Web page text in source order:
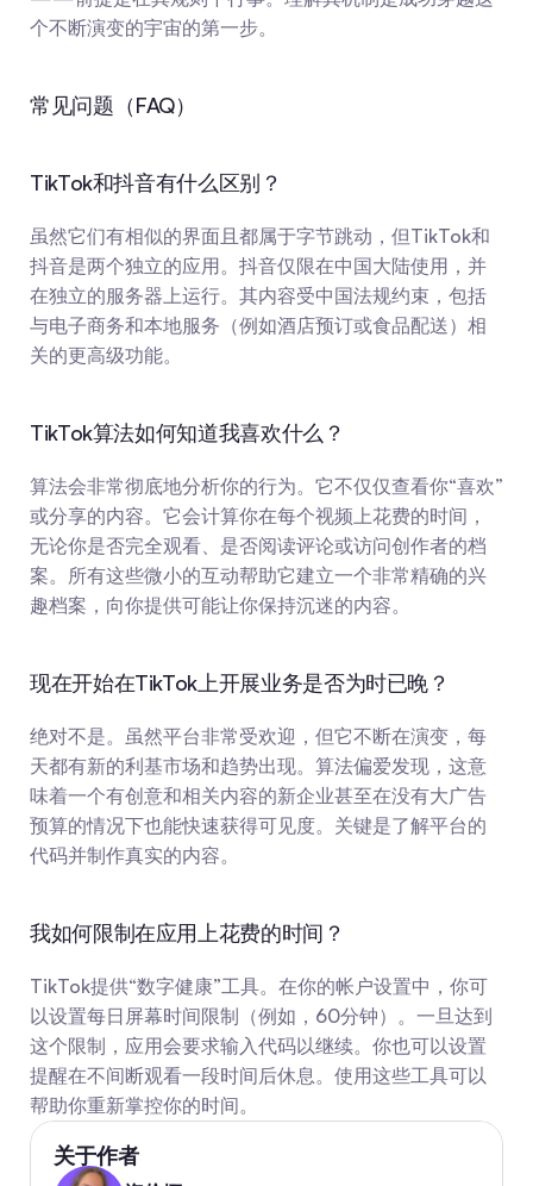
个不断演变的宇宙的第一步。
常见问题（FAQ）
TikTok和抖音有什么区别？
虽然它们有相似的界面且都属于字节跳动，但TikTok和
抖音是两个独立的应用。抖音仅限在中国大陆使用，并
在独立的服务器上运行。其内容受中国法规约束，包括
与电子商务和本地服务（例如酒店预订或食品配送）相
关的更高级功能。
TikTok算法如何知道我喜欢什么？
算法会非常彻底地分析你的行为。它不仅仅查看你“喜欢”
或分享的内容。它会计算你在每个视频上花费的时间，
无论你是否完全观看、是否阅读评论或访问创作者的档
案。所有这些微小的互动帮助它建立一个非常精确的兴
趣档案，向你提供可能让你保持沉迷的内容。
现在开始在TikTok上开展业务是否为时已晚？
绝对不是。虽然平台非常受欢迎，但它不断在演变，每
天都有新的利基市场和趋势出现。算法偏爱发现，这意
味着一个有创意和相关内容的新企业甚至在没有大广告
预算的情况下也能快速获得可见度。关键是了解平台的
代码并制作真实的内容。
我如何限制在应用上花费的时间？
TikTok提供“数字健康”工具。在你的帐户设置中，你可
以设置每日屏幕时间限制（例如，60分钟）。一旦达到
这个限制，应用会要求输入代码以继续。你也可以设置
提醒在不间断观看一段时间后休息。使用这些工具可以
帮助你重新掌控你的时间。
关于作者